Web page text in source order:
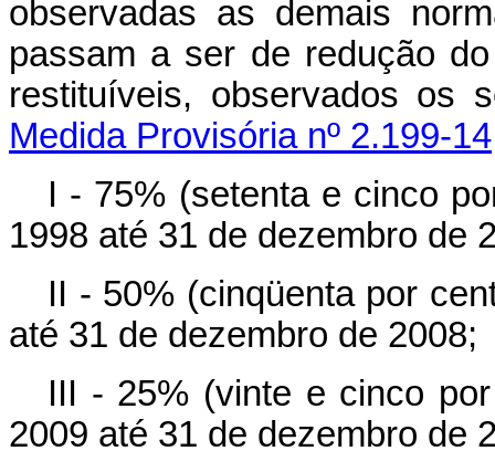
observadas as demais
passam a ser de redução
restituíveis, observados
Medida Provisória nº 2.199-
I - 75% (setenta e cinco
1998 até 31 de dezembro de
II - 50% (cinqüenta por
até 31 de dezembro de 2008;
III - 25% (vinte e cinco
2009 até 31 de dezembro de